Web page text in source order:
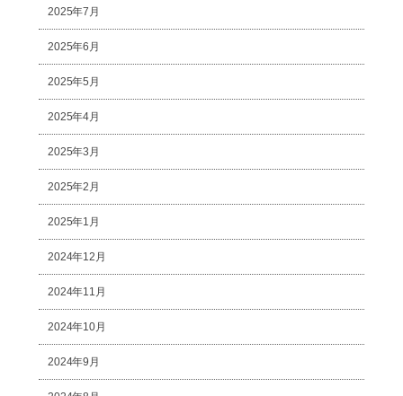
2025年7月
2025年6月
2025年5月
2025年4月
2025年3月
2025年2月
2025年1月
2024年12月
2024年11月
2024年10月
2024年9月